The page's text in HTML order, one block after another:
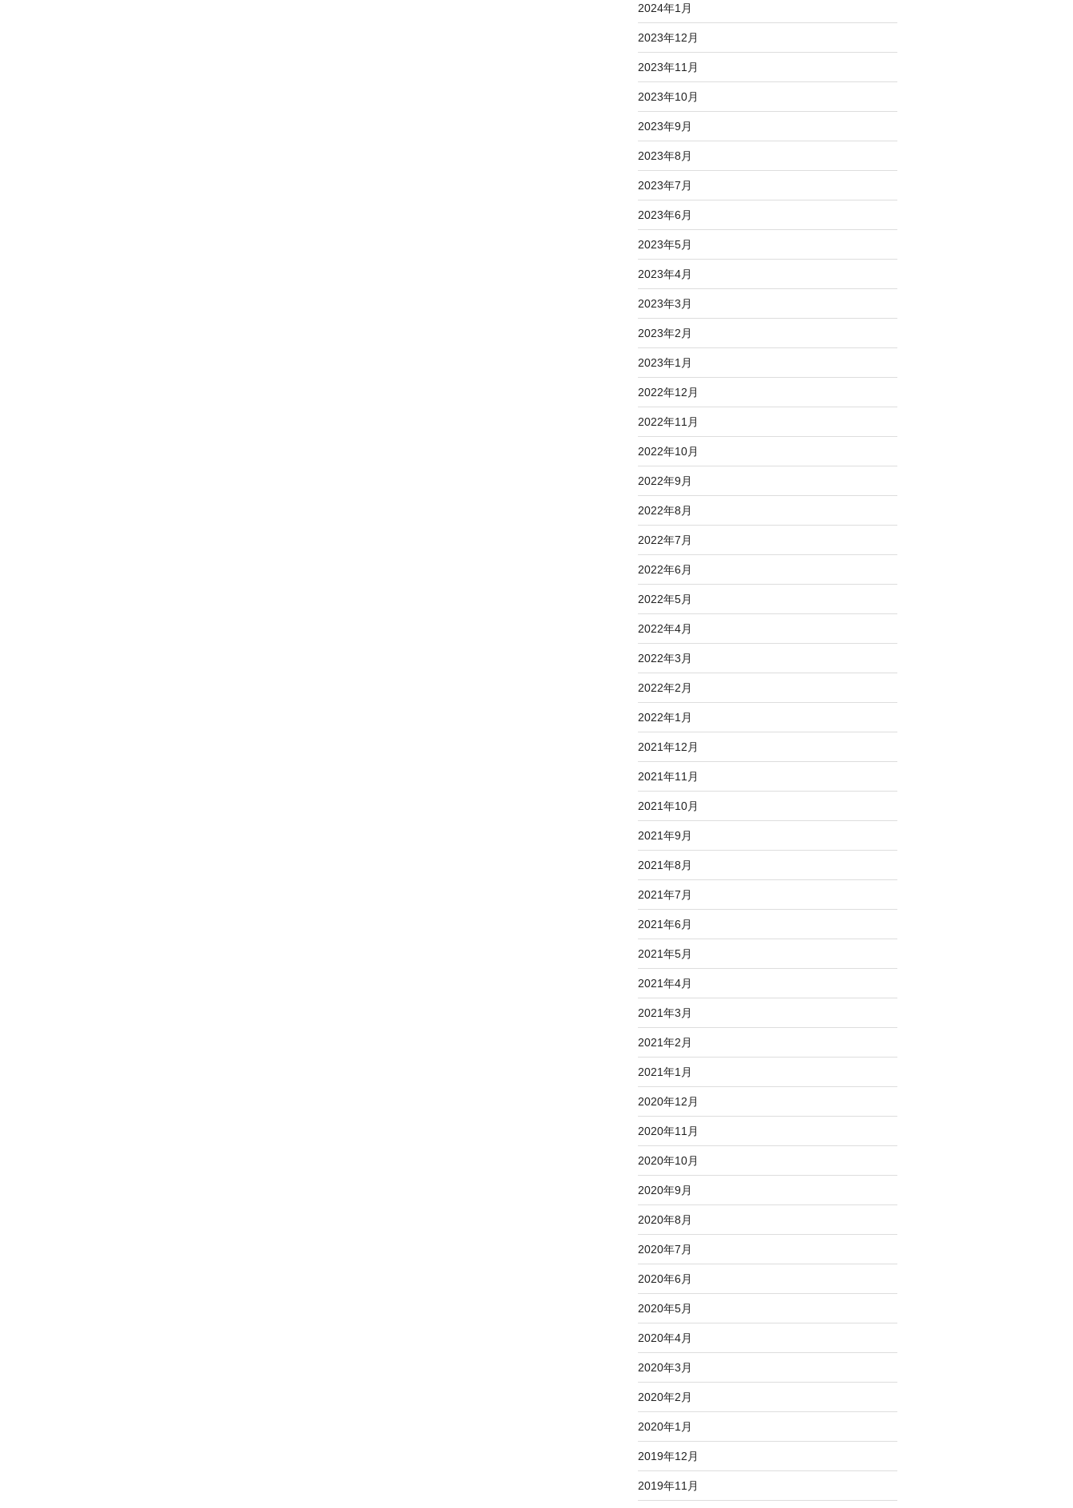
2024年1月
2023年12月
2023年11月
2023年10月
2023年9月
2023年8月
2023年7月
2023年6月
2023年5月
2023年4月
2023年3月
2023年2月
2023年1月
2022年12月
2022年11月
2022年10月
2022年9月
2022年8月
2022年7月
2022年6月
2022年5月
2022年4月
2022年3月
2022年2月
2022年1月
2021年12月
2021年11月
2021年10月
2021年9月
2021年8月
2021年7月
2021年6月
2021年5月
2021年4月
2021年3月
2021年2月
2021年1月
2020年12月
2020年11月
2020年10月
2020年9月
2020年8月
2020年7月
2020年6月
2020年5月
2020年4月
2020年3月
2020年2月
2020年1月
2019年12月
2019年11月